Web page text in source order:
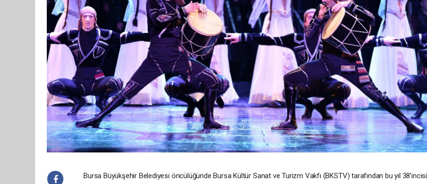
Bursa Büyükşehir Belediyesi öncülüğünde Bursa Kültür Sanat ve Turizm Vakfı (BKSTV) tarafından bu yıl 38’incisi